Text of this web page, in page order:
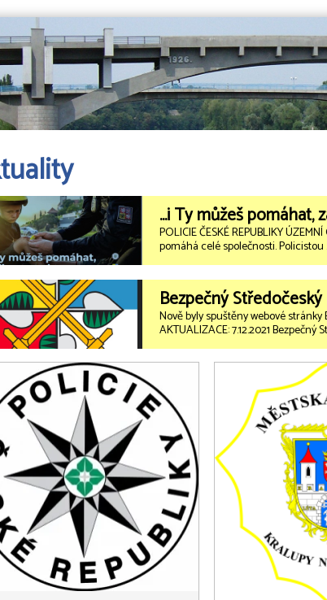
...i Ty můžeš pomáhat,
POLICIE ČESKÉ REPUBLIKY
pomáhá celé společnosti. Policistou
Bezpečný
Nově byly spuštěny webové
AKTUALIZACE: 7.12.2021 Bezpečný